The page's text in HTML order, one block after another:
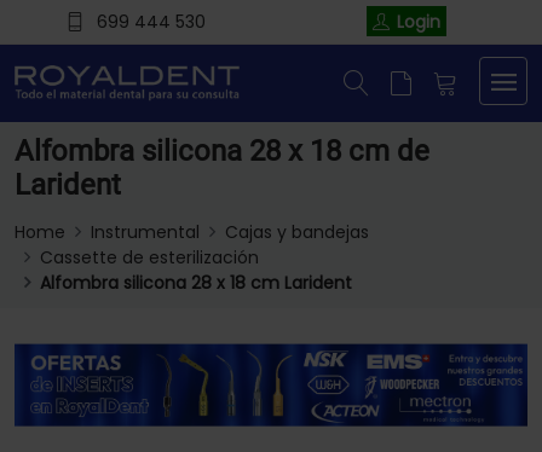
699 444 530 Login
Alfombra silicona 28 x 18 cm de
Larident
Home Instrumental
Cajas y bandejas
Cassette de esterilización
Alfombra silicona 28 x 18 cm Larident